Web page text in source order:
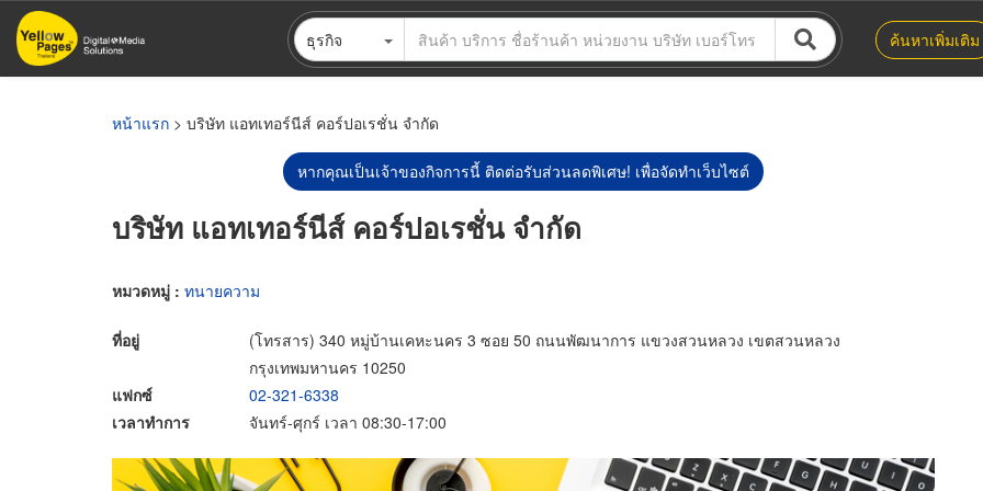
ข้าม
ไป
ธุรกิจ ค้นหาเพิ่มเติม
หน้าแรก > บริษัท แอทเทอร์นีส์ คอร์ปอเรชั่น จำกัด
หากคุณเป็นเจ้าของกิจการนี้ ติดต่อรับส่วนลดพิเศษ! เพื่อจัดทำเว็บไซต์
บริษัท แอทเทอร์นีส์ คอร์ปอเรชั่น จำกัด
หมวดหมู่ : ทนายความ
ที่อยู่
(โทรสาร) 340 หมู่บ้านเคหะนคร 3 ซอย 50 ถนนพัฒนาการ แขวงสวนหลวง เขตสวนหลวง
กรุงเทพมหานคร 10250
แฟกซ์
02-321-6338
เวลาทำการ
จันทร์-ศุกร์ เวลา 08:30-17:00